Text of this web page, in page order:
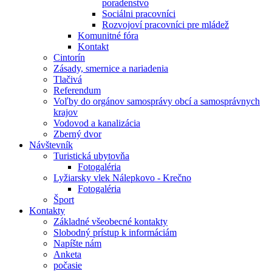
poradenstvo
Sociálni pracovníci
Rozvojoví pracovníci pre mládež
Komunitné fóra
Kontakt
Cintorín
Zásady, smernice a nariadenia
Tlačivá
Referendum
Voľby do orgánov samosprávy obcí a samosprávnych
krajov
Vodovod a kanalizácia
Zberný dvor
Návštevník
Turistická ubytovňa
Fotogaléria
Lyžiarsky vlek Nálepkovo - Krečno
Fotogaléria
Šport
Kontakty
Základné všeobecné kontakty
Slobodný prístup k informáciám
Napíšte nám
Anketa
počasie